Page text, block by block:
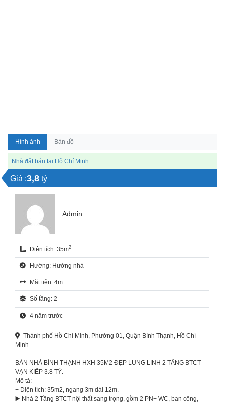
Hình ảnh Bản đồ
Nhà đất bán tại Hồ Chí Minh
Giá :3,8 tỷ
Admin
Diện tích: 35m2
Hướng: Hướng nhà
Mặt tiền: 4m
Số tầng: 2
4 năm trước
Thành phố Hồ Chí Minh, Phường 01, Quận Bình Thạnh, Hồ Chí
Minh
BÁN NHÀ BÌNH THẠNH HXH 35M2 ĐẸP LUNG LINH 2 TẦNG BTCT
VẠN KIẾP 3.8 TỶ.
Mô tả:
+ Diện tích: 35m2, ngang 3m dài 12m.
▶️ Nhà 2 Tầng BTCT nội thất sang trọng, gồm 2 PN+ WC, ban công,